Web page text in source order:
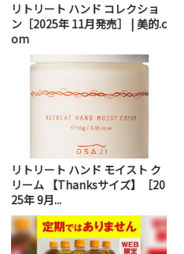
リトリート ハンド コレクショ
ン［2025年 11月発売］ | 美的.c
om
リトリート ハンド モイスト ク
リーム 【Thanksサイズ】［20
25年 9月...